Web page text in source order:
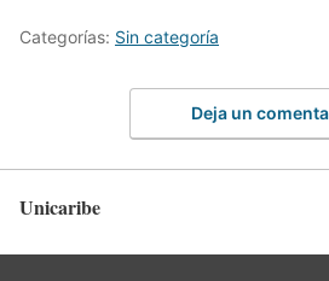
Categorías: Sin categoría
Deja un
Unicaribe